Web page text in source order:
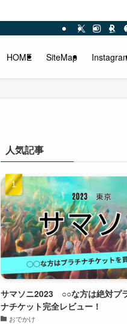
HOME SiteMap
人気記事
サマソニ2023 ○○な方は絶対プ
ナチケット完全レビュー！
おでかけ